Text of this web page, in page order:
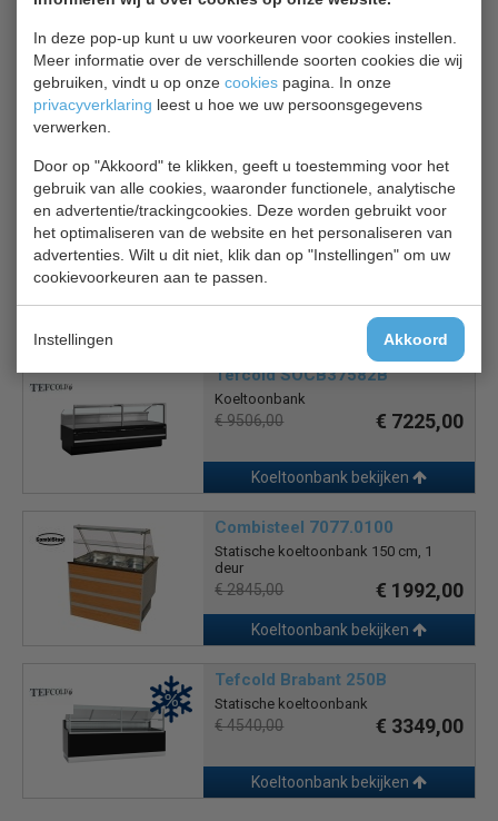
In deze pop-up kunt u uw voorkeuren voor cookies instellen.
Meer informatie over de verschillende soorten cookies die wij
gebruiken, vindt u op onze cookies pagina. In onze
privacyverklaring leest u hoe we uw persoonsgegevens
verwerken.
Door op "Akkoord" te klikken, geeft u toestemming voor het
gebruik van alle cookies, waaronder functionele, analytische
en advertentie/trackingcookies. Deze worden gebruikt voor
het optimaliseren van de website en het personaliseren van
advertenties. Wilt u dit niet, klik dan op "Instellingen" om uw
cookievoorkeuren aan te passen.
Instellingen Akkoord
Optie: bodem rooster
1 jaar garantie
Is dit iets voor jou?
Tefcold Brabant 300
Statische koeltoonbank
€ 5090,00
Koeltoonbank bekijken
Tefcold SOCB37582B
Koeltoonbank
€ 9506,00 € 7225,00
Koeltoonbank bekijken
Combisteel 7077.0100
Statische koeltoonbank 150 cm, 1
deur
€ 2845,00 € 1992,00
Koeltoonbank bekijken
Tefcold Brabant 250B
Statische koeltoonbank
€ 4540,00 € 3349,00
Koeltoonbank bekijken